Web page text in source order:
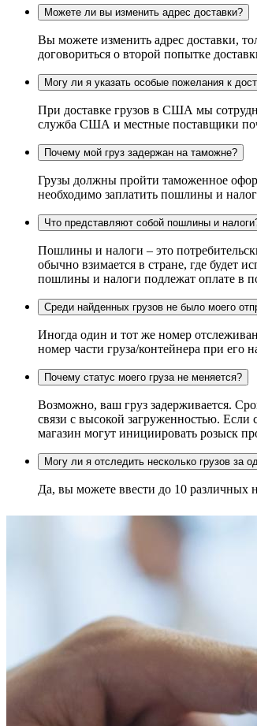
Можете ли вы изменить адрес доставки?
Вы можете изменить адрес доставки,
договориться о второй попытке
Могу ли я указать особые пожелания к
При доставке грузов в США мы
служба США и местные поставщики
Почему мой груз задержан на таможне?
Грузы должны пройти таможенное
необходимо заплатить пошлины и
Что представляют собой пошлины и
Пошлины и налоги – это
обычно взимается в стране, где будет
пошлины и налоги подлежат оплате в
Среди найденных грузов не было моего
Иногда один и тот же номер
номер части груза/контейнера при его
Почему статус моего груза не меняется?
Возможно, ваш груз задерживается.
связи с высокой загруженностью. Если
магазин могут инициировать розыск
Могу ли я отследить несколько грузов за
Да, вы можете ввести до 10 различных